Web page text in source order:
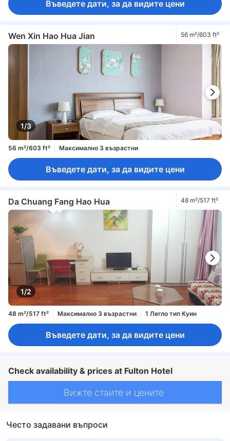
Въведете дати, за да видите цени
Wen Xin Hao Hua Jian 56 m²/603 ft²
1/3
56 m²/603 ft² Максимално 3 възрастни
Въведете дати, за да видите цени
Da Chuang Fang Hao Hua 48 m²/517 ft²
1/2
48 m²/517 ft² Максимално 3 възрастни 1 Легло тип Куин
Въведете дати, за да видите цени
Check availability & prices at Fulton Hotel
Вижте стаите и цените
Често задавани въпроси